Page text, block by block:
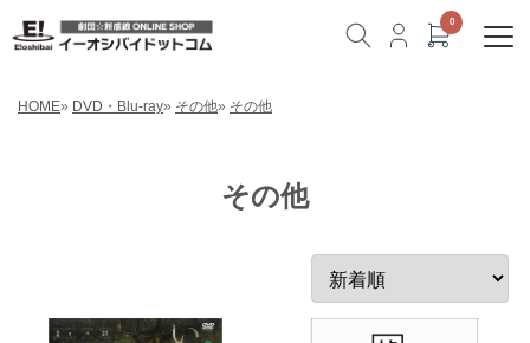
HOME» DVD・Blu-ray» その他» その他
その他